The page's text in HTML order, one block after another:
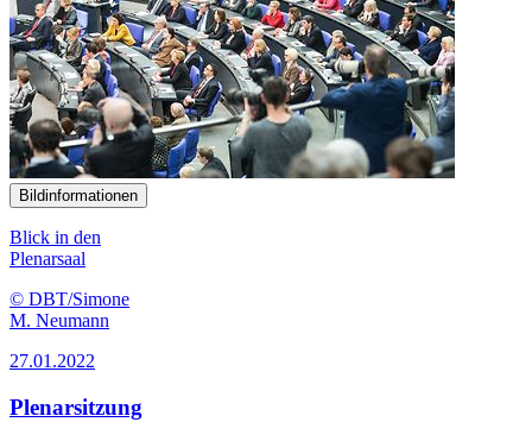
Bildinformationen
Blick in den
Plenarsaal
© DBT/Simone
M. Neumann
27.01.2022
Plenarsitzung